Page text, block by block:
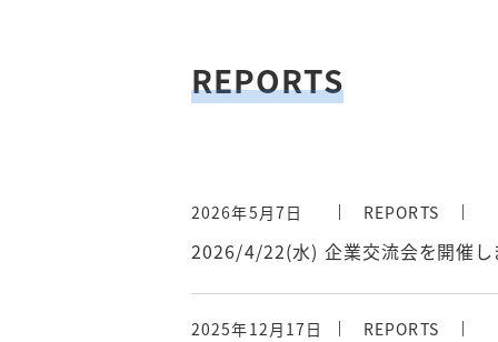
REPORTS
2026年5月7日 REPORTS
2026/4/22(水) 企業交流会を開催し
2025年12月17日 REPORTS